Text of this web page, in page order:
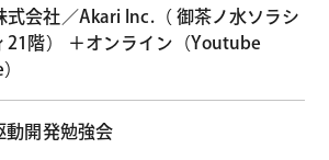
式会社／Akari Inc.（ 御茶ノ水ソラシ
21階） ＋オンライン（Youtube
動開発勉強会